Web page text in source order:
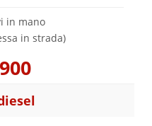
in mano
in strada)